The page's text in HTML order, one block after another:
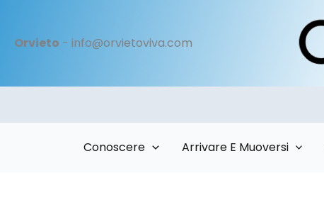
contenuto
Orvieto - info@orvietoviva.com
Conoscere Arrivare E Muoversi